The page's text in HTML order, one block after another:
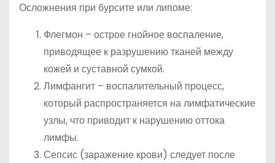
Осложнения при бурсите или липоме:
Флегмон – острое гнойное воспаление,
приводящее к разрушению тканей между
кожей и суставной сумкой.
Лимфангит – воспалительный процесс,
который распространяется на лимфатические
узлы, что приводит к нарушению оттока
лимфы.
Сепсис (заражение крови) следует после